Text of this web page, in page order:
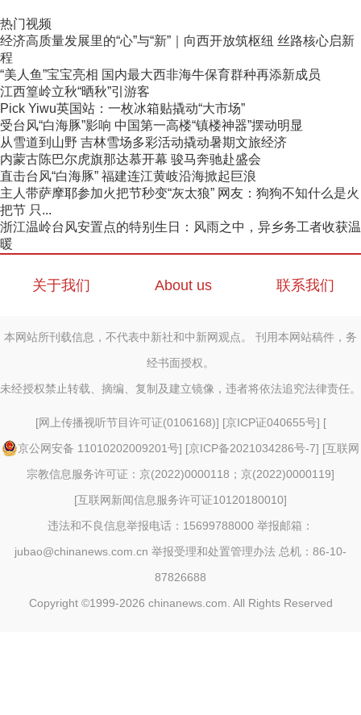
热门视频
经济高质量发展里的“心”与“新”｜向西开放筑枢纽 丝路核心启新
程
“美人鱼”宝宝亮相 国内最大西非海牛保育群种再添新成员
江西篁岭立秋“晒秋”引游客
Pick Yiwu英国站：一枚冰箱贴撬动“大市场”
受台风“白海豚”影响 中国第一高楼“镇楼神器”摆动明显
从雪道到山野 吉林雪场多彩活动撬动暑期文旅经济
内蒙古陈巴尔虎旗那达慕开幕 骏马奔驰赴盛会
直击台风“白海豚” 福建连江黄岐沿海掀起巨浪
主人带萨摩耶参加火把节秒变“灰太狼” 网友：狗狗不知什么是火
把节 只...
浙江温岭台风安置点的特别生日：风雨之中，异乡务工者收获温
暖
关于我们 About us 联系我们
本网站所刊载信息，不代表中新社和中新网观点。 刊用本网站稿件，务
经书面授权。
未经授权禁止转载、摘编、复制及建立镜像，违者将依法追究法律责任。
[网上传播视听节目许可证(0106168)] [京ICP证040655号] [
京公网安备 11010202009201号] [京ICP备2021034286号-7] [互联网
宗教信息服务许可证：京(2022)0000118；京(2022)0000119]
[互联网新闻信息服务许可证10120180010]
违法和不良信息举报电话：15699788000 举报邮箱：
jubao@chinanews.com.cn 举报受理和处置管理办法 总机：86-10-
87826688
Copyright ©1999-2026 chinanews.com. All Rights Reserved